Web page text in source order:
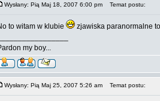
Wysłany: Pią Maj 18, 2007 6:00 pm Temat postu:
to witam w klubie
zjawiska paranormalne
my boy...
Wysłany: Pią Maj 25, 2007 5:26 am Temat postu: